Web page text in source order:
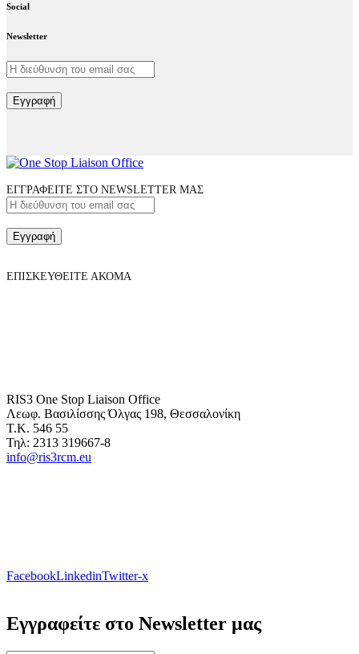
Social
facebook-
linkedin
twitter-
Newsletter
Εγγραφή
ΕΓΓΡΑΦΕΙΤΕ ΣΤΟ NEWSLETTER ΜΑΣ
Εγγραφή
ΕΠΙΣΚΕΥΘΕΙΤΕ ΑΚΟΜΑ
RIS3 One Stop Liaison Office
Λεωφ. Βασιλίσσης Όλγας 198, Θεσσαλονίκη
Τ.Κ. 546 55
Τηλ: 2313 319667-8
info@ris3rcm.eu
FacebookLinkedinTwitter-x
Εγγραφείτε στο Newsletter μας